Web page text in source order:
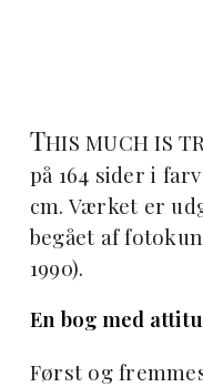
THIS MUCH IS
på 164 sider i
cm. Værket er
begået af
1990).
En bog med
Først og